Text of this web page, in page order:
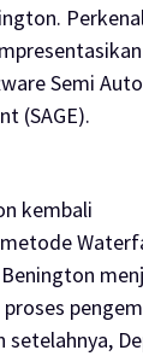
Semi
(SAGE).
kembali
setelahnya,